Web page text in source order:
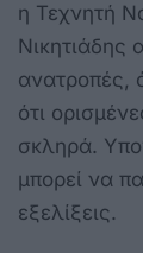
η Τεχνητή
Νικητιάδης
ανατροπές,
ότι
σκληρά.
μπορεί να
εξελίξεις.